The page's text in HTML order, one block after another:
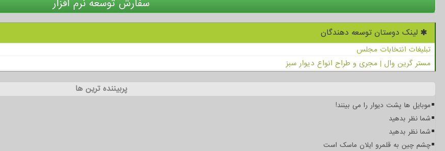
سفارش توسعه نرم افزار
لینک دوستان توسعه دهندگان
تبلیغات انتخابات مجلس
مستر گرین وال | مجری و طراح انواع دیوار سبز
پربیننده ترین ها
موبایل ها پشت دیوار را می بینند!
شما نظر بدهید
شما نظر بدهید
چشم چین به قلمرو ایلان ماسک است